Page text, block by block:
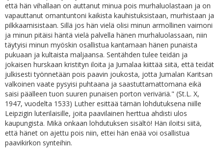
että hän vihallaan on auttanut minua pois murhaluolastaan ja on
vapauttanut omantuntoni kaikista kauhistuksistaan, murhistaan ja
pilkkaamisistaan. Sillä jos hän vielä olisi minun armollinen vaimoni
ja minun pitäisi häntä vielä palvella hänen murhaluolassaan, niin
täytyisi minun myöskin osallistua kantamaan hänen punaista
pukuaan ja kultaista maljaansa. Sentähden tulee teidän ja
jokaisen hurskaan kristityn iloita ja Jumalaa kiittää siitä, että teidät
julkisesti työnnetään pois paavin joukosta, jotta Jumalan Karitsan
valkoinen vaate pysyisi puhtaana ja saastuttamattomana eikä
saisi päälleen tuon suuren punaisen porton veriväriä." (St.L. X,
1947, vuodelta 1533) Luther esittää tämän lohdutuksena niille
Leipzigin luterilaisille, joita paavilainen herttua ahdisti ulos
kaupungista. Mikä onkaan lohdutuksen sisältö! Hän iloitsi siitä,
että hänet on ajettu pois niin, ettei hän enää voi osallistua
paavikirkon synteihin.